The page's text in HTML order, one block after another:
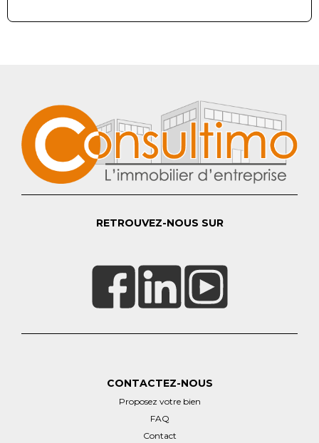
RETROUVEZ-NOUS SUR
CONTACTEZ-NOUS
Proposez votre bien
FAQ
Contact